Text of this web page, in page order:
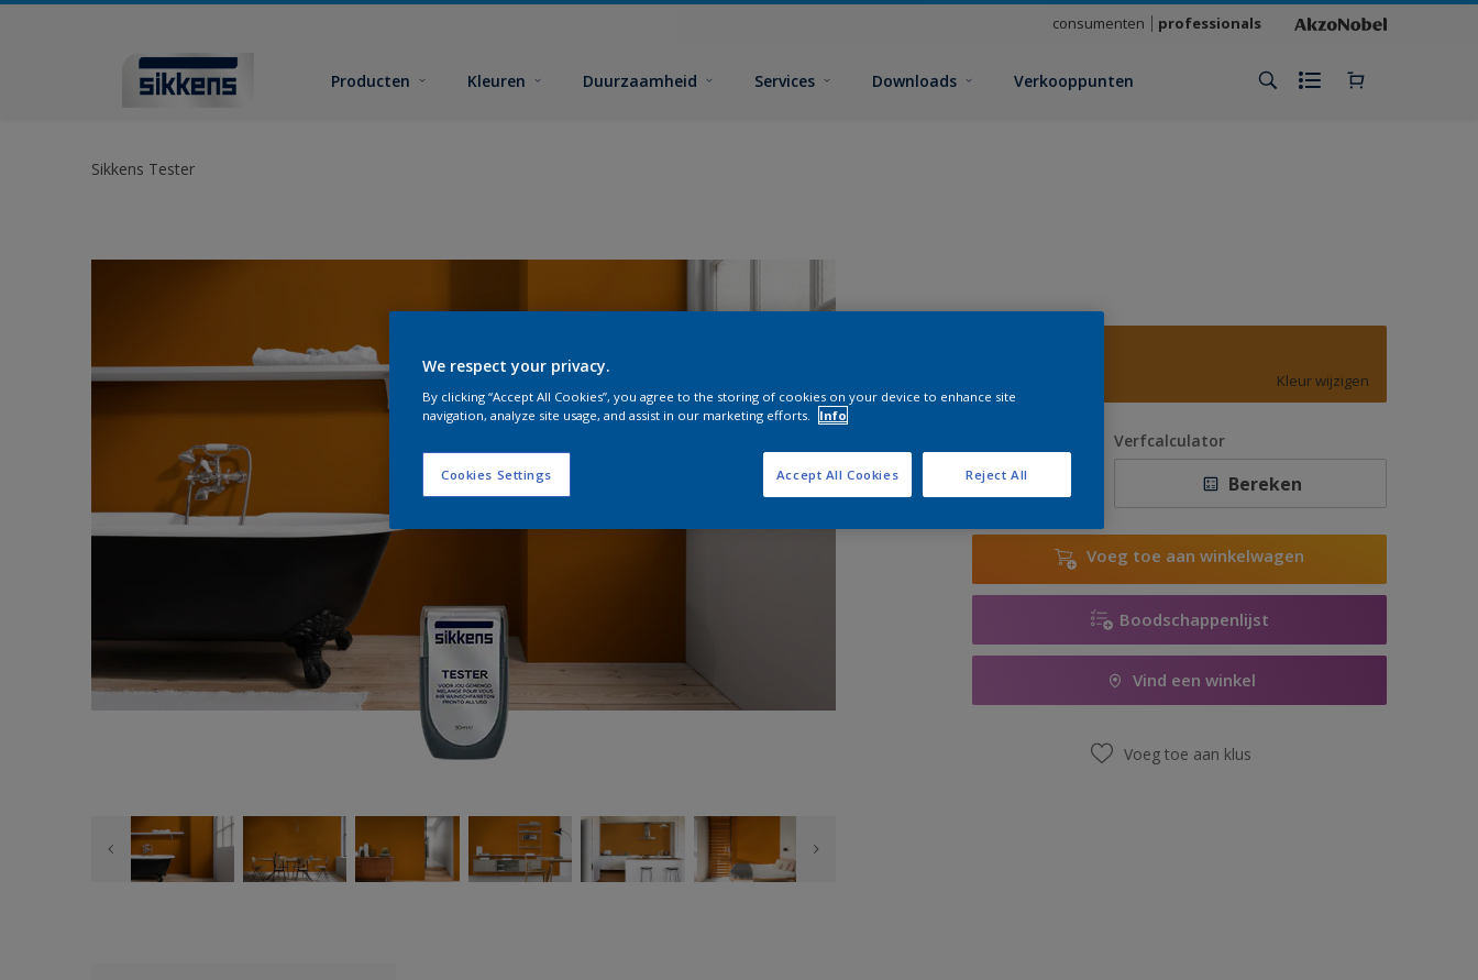
consumenten professionals
Producten Kleuren Duurzaamheid Services Downloads Verkooppunten
Sikkens Tester
Kleur wijzigen
Verfcalculator
Bereken
Voeg toe aan winkelwagen
Boodschappenlijst
Vind een winkel
Voeg toe aan klus
We respect your privacy.
By clicking “Accept All Cookies”, you agree to the storing of cookies on your device to enhance site
navigation, analyze site usage, and assist in our marketing efforts.
Info
Cookies Settings Reject All
Accept All Cookies